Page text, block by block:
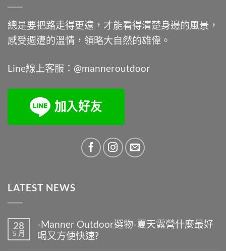
總是要把路走得更遠，才能看得清楚身邊的風景，
感受週遭的溫情，領略大自然的雄偉。
Line線上客服：@manneroutdoor
LATEST NEWS
28
5 月
-Manner Outdoor選物-夏天露營什麼最好
喝又方便快速?